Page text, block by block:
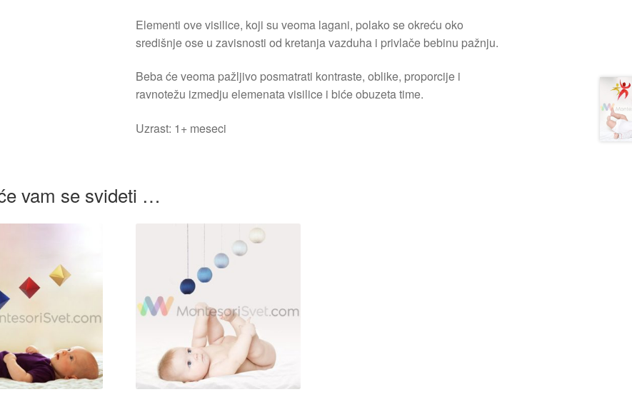
Elementi ove visilice, koji su veoma lagani, polako se okreću oko
središnje ose u zavisnosti od kretanja vazduha i privlače bebinu pažnju.
Beba će veoma pažljivo posmatrati kontraste, oblike, proporcije i
ravnotežu izmedju elemenata visilice i biće obuzeta time.
Uzrast: 1+ meseci
vam se svideti …